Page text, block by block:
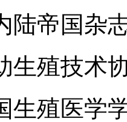
帝国杂志
殖技术协
殖医学学